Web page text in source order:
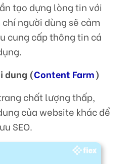
tạo dựng lòng tin với
người dùng sẽ cảm
cung cấp thông tin cá
dung (Content Farm)
chất lượng thấp,
của website khác để
SEO.